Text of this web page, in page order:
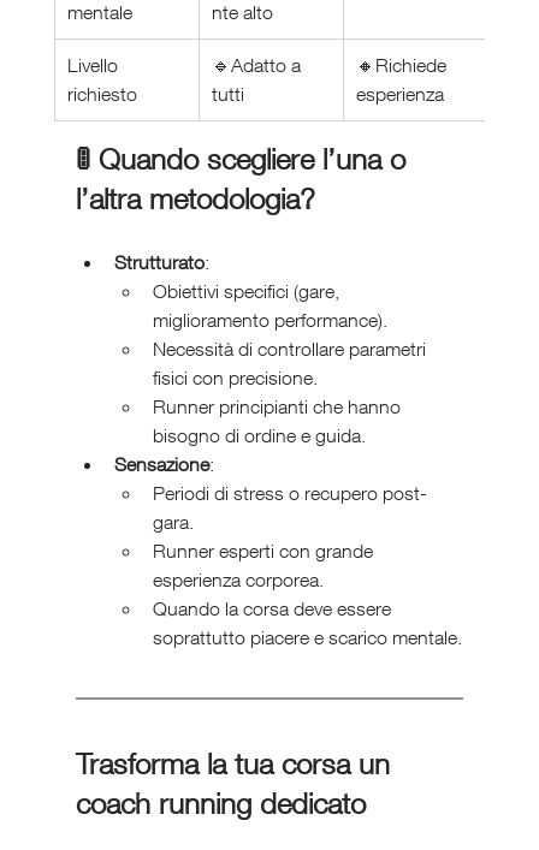
mentale nte alto
Livello
richiesto
🔹Adatto a
tutti
🔸Richiede
esperienza
🚦 Quando scegliere l’una o
l’altra metodologia?
Strutturato:
Obiettivi specifici (gare,
miglioramento performance).
Necessità di controllare parametri
fisici con precisione.
Runner principianti che hanno
bisogno di ordine e guida.
Sensazione:
Periodi di stress o recupero post-
gara.
Runner esperti con grande
esperienza corporea.
Quando la corsa deve essere
soprattutto piacere e scarico mentale.
Trasforma la tua corsa un
coach running dedicato